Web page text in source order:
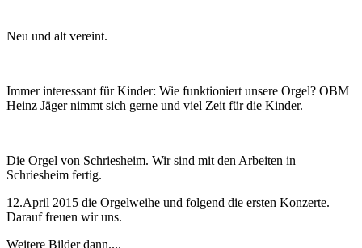
Neu und alt vereint.
Immer interessant für Kinder: Wie funktioniert unsere Orgel? OBM
Heinz Jäger nimmt sich gerne und viel Zeit für die Kinder.
Die Orgel von Schriesheim. Wir sind mit den Arbeiten in
Schriesheim fertig.
12.April 2015 die Orgelweihe und folgend die ersten Konzerte.
Darauf freuen wir uns.
Weitere Bilder dann....